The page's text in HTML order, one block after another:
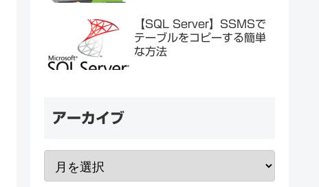
【SQL Server】SSMSで
テーブルをコピーする簡単
な方法
アーカイブ